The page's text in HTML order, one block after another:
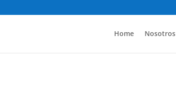
Home Nosotros